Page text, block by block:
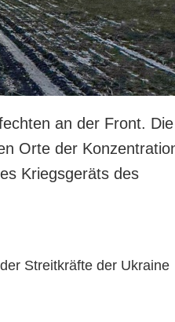
an der Front. Die
Orte der
Kriegsgeräts des
Streitkräfte der Ukraine